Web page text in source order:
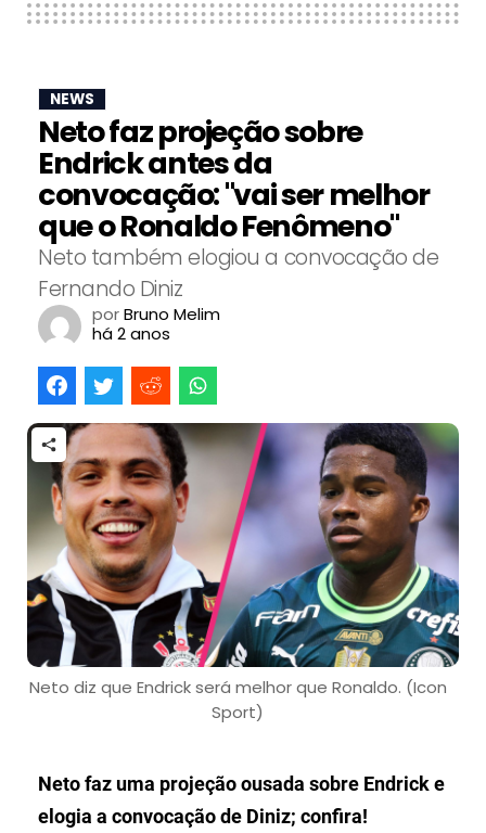
NEWS
Neto faz projeção sobre
Endrick antes da
convocação: "vai ser melhor
que o Ronaldo Fenômeno"
Neto também elogiou a convocação de
Fernando Diniz
porBruno Melim
há 2 anos
Neto diz que Endrick será melhor que Ronaldo. (Icon
Sport)
Neto faz uma projeção ousada sobre Endrick e
elogia a convocação de Diniz; confira!